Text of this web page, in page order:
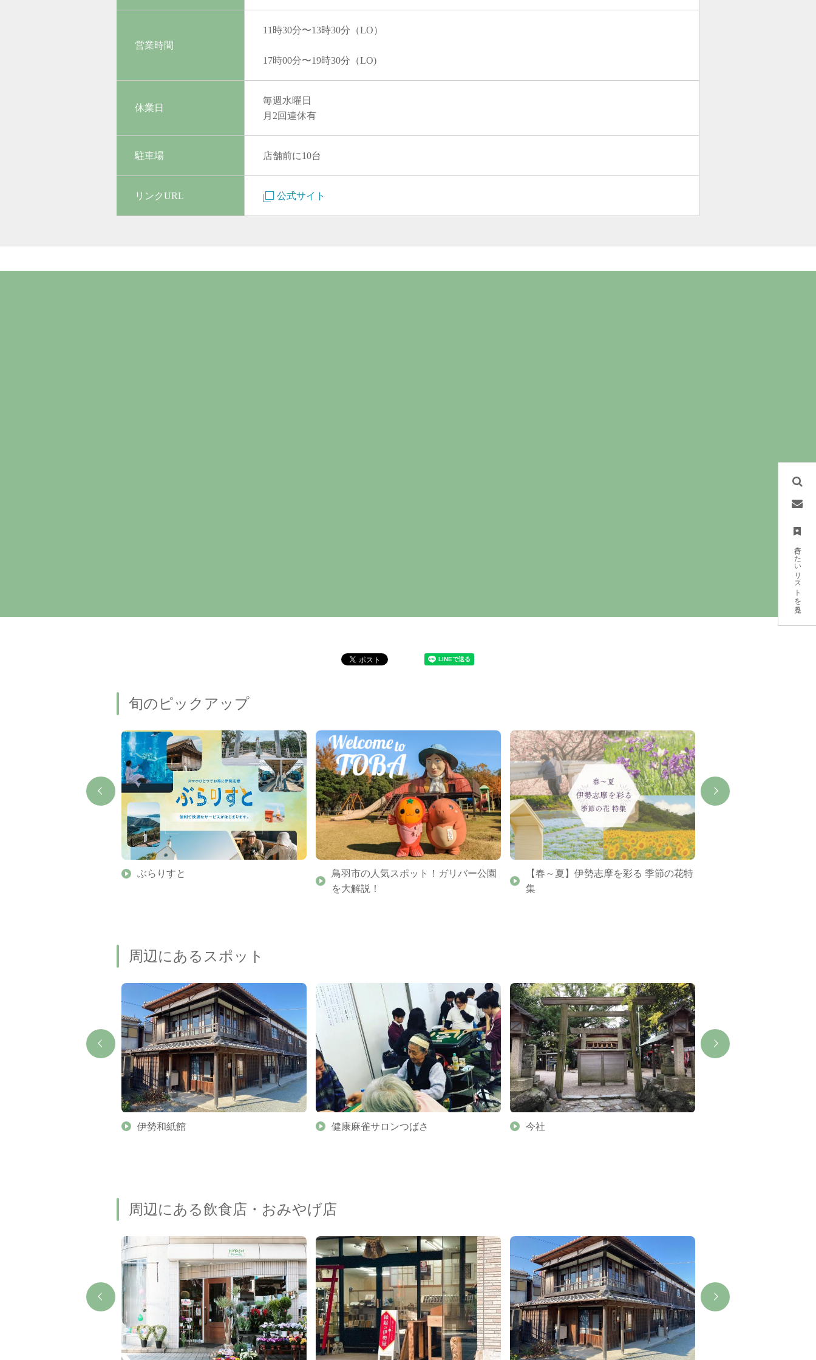
行きたいリストを見る
営業時間
11時30分〜13時30分（LO）
17時00分〜19時30分（LO)
休業日
毎週水曜日
月2回連休有
駐車場 店舗前に10台
リンクURL 公式サイト
旬のピックアップ
ぶらりすと
鳥羽市の人気スポット！ガリバー公園
を大解説！
【春～夏】伊勢志摩を彩る 季節の花特
集
周辺にあるスポット
伊勢和紙館 健康麻雀サロンつばさ 今社
周辺にある飲食店・おみやげ店